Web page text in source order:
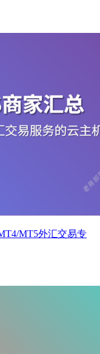
MT5外汇交易专